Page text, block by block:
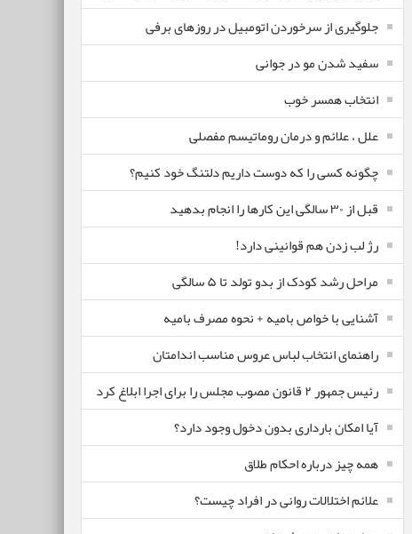
جلوگیری از سرخوردن اتومبیل در روزهای برفی
سفید شدن مو در جوانی
انتخاب همسر خوب
علل ، علائم و درمان روماتیسم مفصلی
چگونه کسی را که دوست داریم دلتنگ خود کنیم؟
قبل از ۳۰ سالگی این کارها را انجام بدهید
رژ لب زدن هم قوانینی دارد!
مراحل رشد کودک از بدو تولد تا ۵ سالگی
آشنایی با خواص بامیه + نحوه مصرف بامیه
راهنمای انتخاب لباس عروس مناسب اندامتان
رئیس جمهور ۲ قانون مصوب مجلس را برای اجرا ابلاغ کرد
آیا امکان بارداری بدون دخول وجود دارد؟
همه چیز درباره احکام طلاق
علائم اختلالات روانی در افراد چیست؟